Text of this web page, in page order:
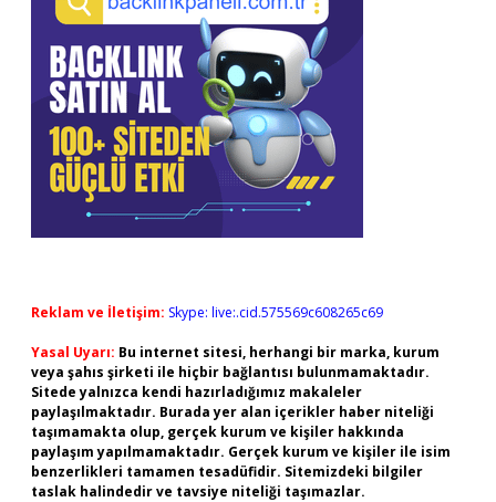
Reklam ve İletişim: Skype: live:.cid.575569c608265c69
Yasal Uyarı: Bu internet sitesi, herhangi bir marka, kurum
veya şahıs şirketi ile hiçbir bağlantısı bulunmamaktadır.
Sitede yalnızca kendi hazırladığımız makaleler
paylaşılmaktadır. Burada yer alan içerikler haber niteliği
taşımamakta olup, gerçek kurum ve kişiler hakkında
paylaşım yapılmamaktadır. Gerçek kurum ve kişiler ile isim
benzerlikleri tamamen tesadüfidir. Sitemizdeki bilgiler
taslak halindedir ve tavsiye niteliği taşımazlar.